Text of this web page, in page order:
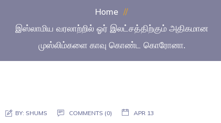
Home
இஸ்லாமிய வரலாற்றில் ஓர் இலட்சத்திற்கும் அதிகமான
முஸ்லிம்களை காவு கொண்ட கொரோனா.
BY: SHUMS COMMENTS (0) APR 13